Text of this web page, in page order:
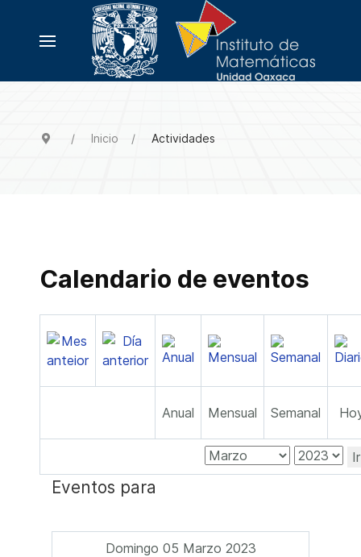
Inicio Actividades
Calendario de eventos
Anual Mensual Semanal
Eventos para
Domingo 05 Marzo 2023